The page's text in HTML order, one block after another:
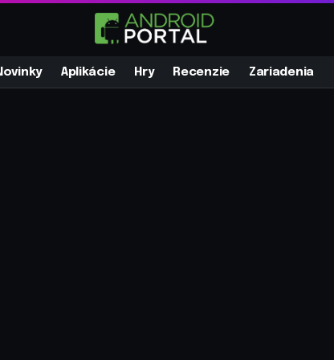
Aplikácie Hry Recenzie Zariadenia